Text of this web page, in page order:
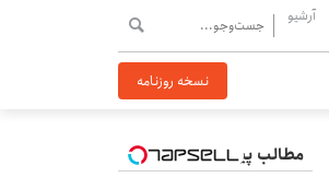
آرشیو
نسخه روزنامه
مطالب پیشنهادی